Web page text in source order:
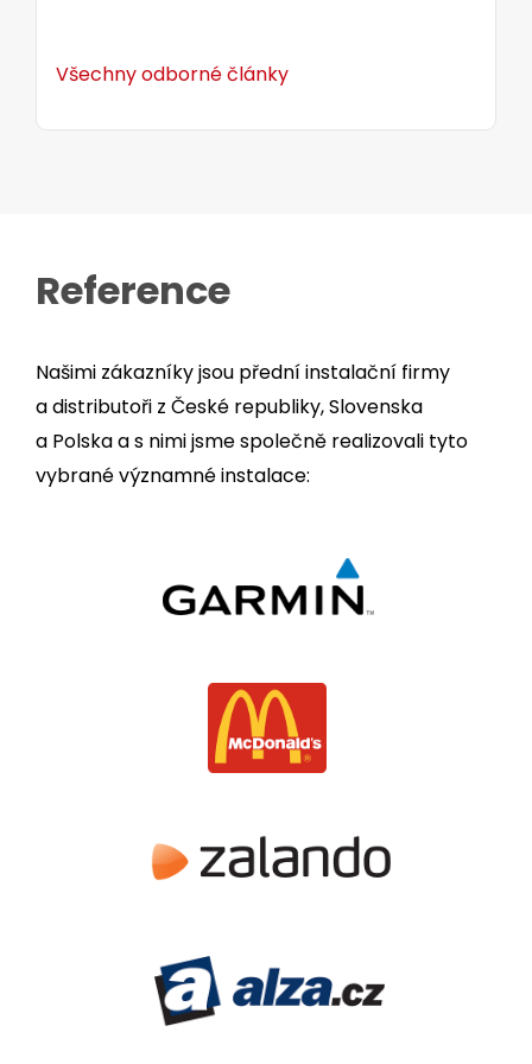
Všechny odborné články
Reference
Našimi zákazníky jsou přední instalační firmy
a distributoři z České republiky, Slovenska
a Polska a s nimi jsme společně realizovali tyto
vybrané významné instalace: